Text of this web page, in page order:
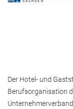
Der Hotel- und
Berufsorganisation